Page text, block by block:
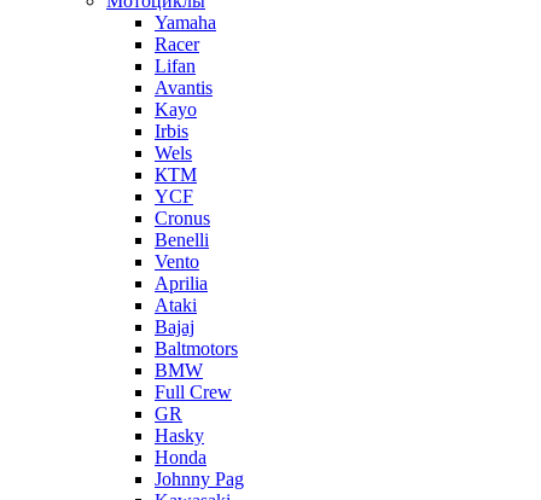
Yamaha
Racer
Lifan
Avantis
Kayo
Irbis
Wels
КТМ
YCF
Cronus
Benelli
Vento
Aprilia
Ataki
Bajaj
Baltmotors
BMW
Full Crew
GR
Hasky
Honda
Johnny Pag